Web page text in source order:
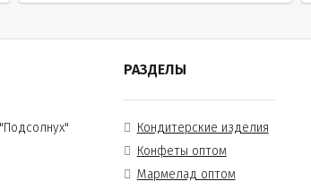
РАЗДЕЛЫ
Кондитерские изделия
Конфеты оптом
Мармелад оптом